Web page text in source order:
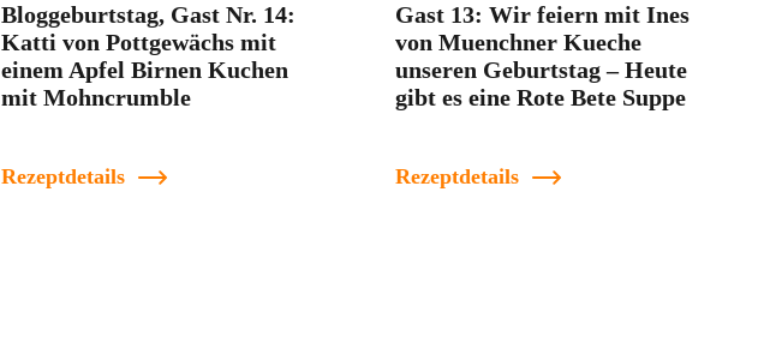
Bloggeburtstag, Gast Nr. 14:
Katti von Pottgewächs mit
einem Apfel Birnen Kuchen
mit Mohncrumble
Rezeptdetails
Gast 13: Wir feiern mit Ines
von Muenchner Kueche
unseren Geburtstag – Heute
gibt es eine Rote Bete Suppe
Rezeptdetails